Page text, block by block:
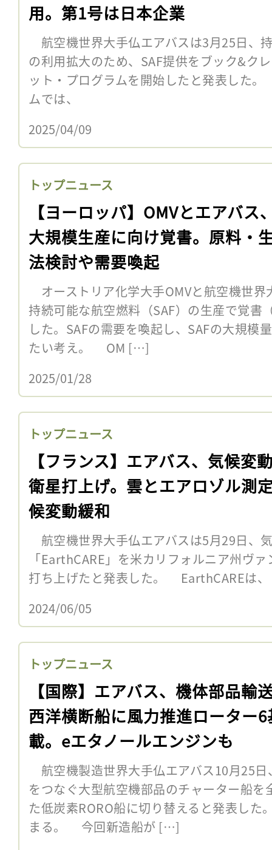
用。第1号は日本企業
航空機世界大手仏エアバスは3月25日、
の利用拡大のため、SAF提供をブック&ク
ット・プログラムを開始したと発表した
ムでは、
2025/04/09
トップニュース
【ヨーロッパ】OMVとエアバス
大規模生産に向け覚書。原料・
法検討や需要喚起
オーストリア化学大手OMVと航空機世
持続可能な航空燃料（SAF）の生産で覚書
した。SAFの需要を喚起し、SAFの大規模
たい考え。 OM […]
2025/01/28
トップニュース
【フランス】エアバス、気候変
衛星打上げ。雲とエアロゾル測
候変動緩和
航空機世界大手仏エアバスは5月29日、
「EarthCARE」を米カリフォルニア州ヴ
打ち上げたと発表した。 EarthCAREは、
2024/06/05
トップニュース
【国際】エアバス、機体部品輸
西洋横断船に風力推進ローター6
載。eエタノールエンジンも
航空機製造世界大手仏エアバス10月25
をつなぐ大型航空機部品のチャーター船
た低炭素RORO船に切り替えると発表した
まる。 今回新造船が […]